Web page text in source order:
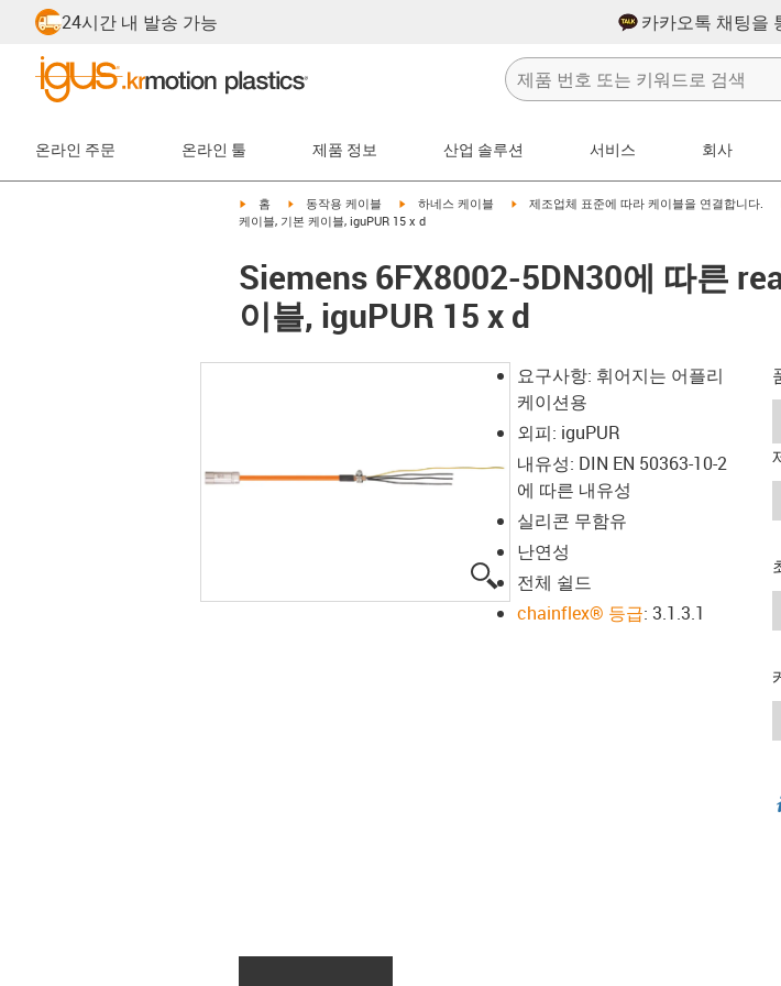
24시간 내 발송 가능 카카오톡 채팅을
온라인 주문 온라인 툴 제품 정보 산업 솔루션 서비스 회사
igus-icon-arrow-right
홈 igus-icon-arrow-right
동작용 케이블 igus-icon-arrow-right
하네스 케이블 igus-icon-arrow-right
제조업체 표준에 따라 케이블을 연결합니다.
케이블, 기본 케이블, iguPUR 15 x d
Siemens 6FX8002-5DN30에 따른
이블, iguPUR 15 x d
igus-icon-lupe
요구사항: 휘어지는 어플리
케이션용
외피: iguPUR
내유성: DIN EN 50363-10-2
에 따른 내유성
실리콘 무함유
난연성
전체 쉴드
chainflex® 등급: 3.1.3.1